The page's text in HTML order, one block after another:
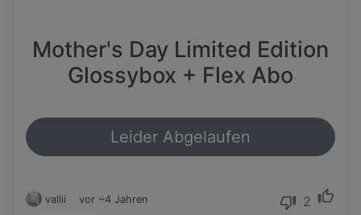
Mother's Day Limited Edition
Glossybox + Flex Abo
Leider Abgelaufen
vallii vor ~4 Jahren thumb_down 2 thumb_up